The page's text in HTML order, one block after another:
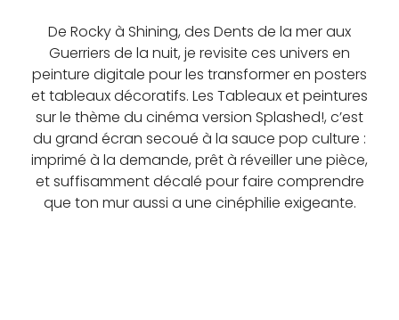
De Rocky à Shining, des Dents de la mer aux
Guerriers de la nuit, je revisite ces univers en
peinture digitale pour les transformer en posters
et tableaux décoratifs. Les Tableaux et peintures
sur le thème du cinéma version Splashed!, c’est
du grand écran secoué à la sauce pop culture :
imprimé à la demande, prêt à réveiller une pièce,
et suffisamment décalé pour faire comprendre
que ton mur aussi a une cinéphilie exigeante.